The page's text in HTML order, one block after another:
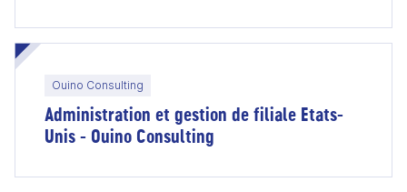
Ouino Consulting
Administration et gestion de filiale Etats-
Unis - Ouino Consulting